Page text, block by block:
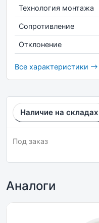
Технология монтажа
Сопротивление
Отклонение
Все характеристики
Наличие на складах
Под заказ
Аналоги